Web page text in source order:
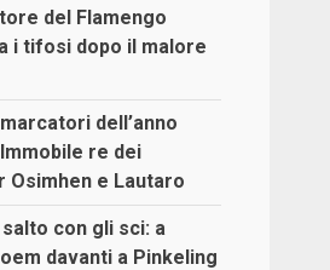
del Flamengo
i tifosi dopo il malore
dell’anno
re dei
Osimhen e Lautaro
con gli sci: a
davanti a Pinkeling